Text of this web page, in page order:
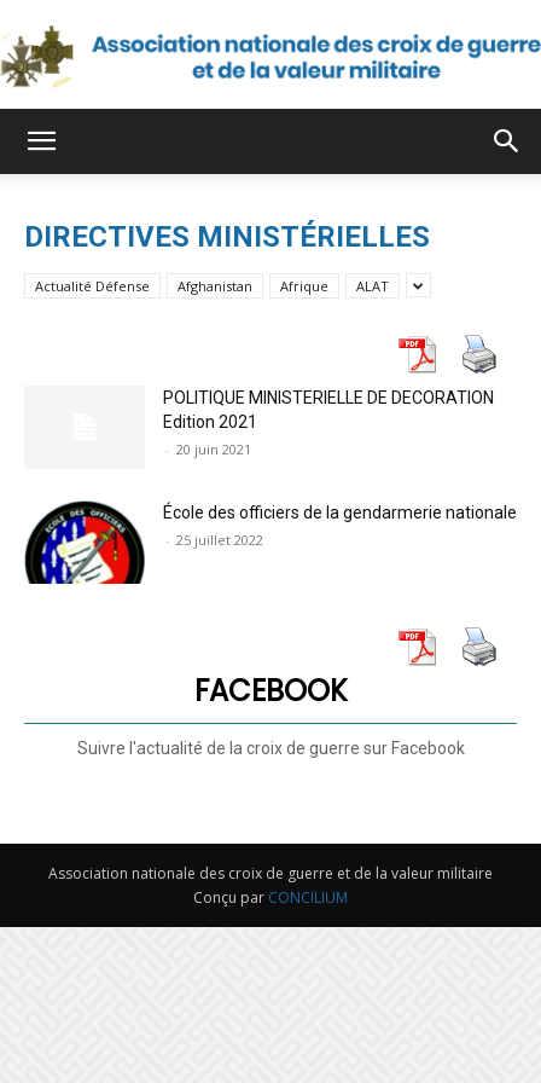
nationale
guerre
de
DIRECTIVES MINISTÉRIELLES
Actualité Défense Afghanistan Afrique ALAT
POLITIQUE MINISTERIELLE DE DECORATION
Edition 2021
- 20 juin 2021
École des officiers de la gendarmerie nationale
- 25 juillet 2022
FACEBOOK
Suivre l'actualité de la croix de guerre sur Facebook
Association nationale des croix de guerre et de la valeur militaire
Conçu par CONCILIUM